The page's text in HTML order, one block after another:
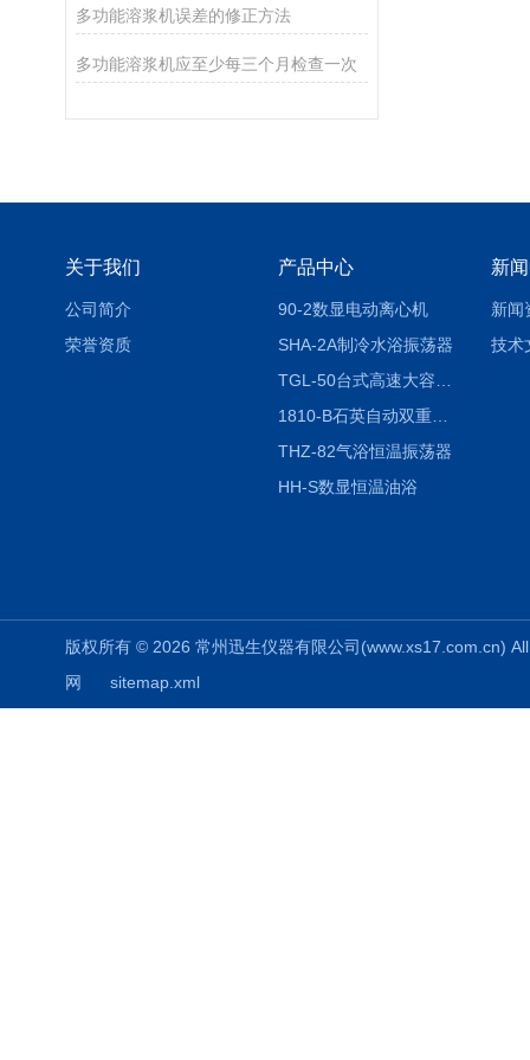
多功能溶浆机误差的修正方法
多功能溶浆机应至少每三个月检查一次
关于我们
公司简介
荣誉资质
产品中心
90-2数显电动离心机
SHA-2A制冷水浴振荡器
1810-B石英自动双重纯水蒸馏水器
THZ-82气浴恒温振荡器
HH-S数显恒温油浴
新
新闻
技术
版权所有 © 2026 常州迅生仪器有限公司
网
sitemap.xml